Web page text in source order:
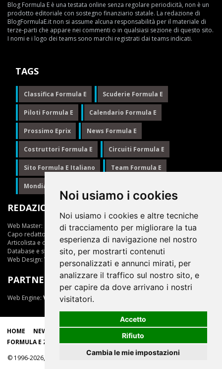
Noi usiamo i cookies
Noi usiamo i cookies e altre tecniche
di tracciamento per migliorare la tua
esperienza di navigazione nel nostro
sito, per mostrarti contenuti
personalizzati e annunci mirati, per
analizzare il traffico sul nostro sito, e
per capire da dove arrivano i nostri
visitatori.
Accetto
Rifiuto
Cambia le mie impostazioni
Blog Formula E è una testata online senza regolare periodicità, non è un
prodotto editoriale con sostegno finanziario statale. La redazione di
BlogFormulaE.it non si assume alcuna responsabilità per il materiale di
terze-parti che appare nei commenti o in qualsiasi sezione di questo sito.
I nomi e i logo dei teams sono marchi registrati dai teams indicati.
TAGS
Classifica Formula E Scuderie Formula E
Piloti Formula E Calendario Formula E
Prossimo Eprix News Formula E
Costruttori Formula E Circuiti Formula E
Sito Formula E Italiano Team Formula E
Mondiale Formula E
REDAZIONE
Web Master:
Ing.Daniele Muscarella
Capo redattore:
Articolista e opinionista:Giuseppe Cianci
Database e statistiche:Marcella Toschi
Web Design: Vittorio Arena
PARTNER
Web Engine: ViDa 3.0
HOME NEWS CLASSIFICHE
FORMULA E ZONE
© 1996-2026, tutti i marchi appartengono ai rispettivi proprietari